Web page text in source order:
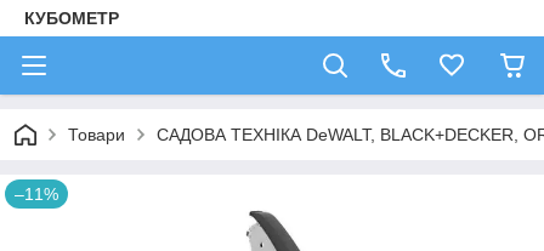
КУБОМЕТР
Товари САДОВА ТЕХНІКА DeWALT, BLACK+DECKER,
–11%